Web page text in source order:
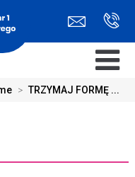
> TRZYMAJ FORMĘ ...